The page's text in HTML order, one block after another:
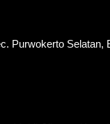
Purwokerto Selatan,